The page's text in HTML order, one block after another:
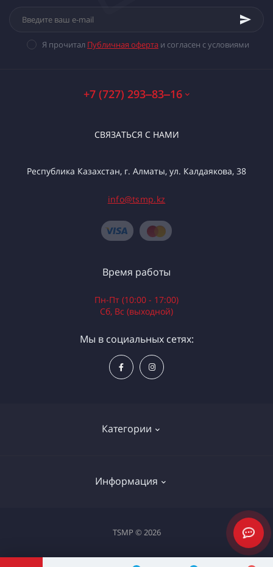
Я прочитал Публичная оферта и согласен с условиями
+7 (727) 293‒83‒16
СВЯЗАТЬСЯ С НАМИ
Республика Казахстан, г. Алматы, ул. Калдаякова, 38
info@tsmp.kz
Категории
Электроинструменты
Информация
Доставка и оплата
Время работы
Пн-Пт (10:00 - 17:00)
Сб, Вс (выходной)
Мы в социальных сетях:
TSMP © 2026